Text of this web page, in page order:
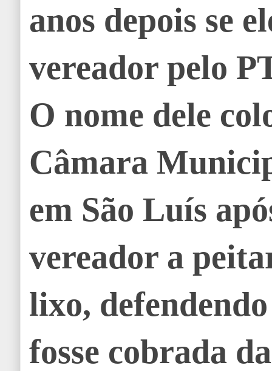
anos depois se
vereador pelo
O nome dele
Câmara
em São Luís
vereador a
lixo,
fosse cobrada